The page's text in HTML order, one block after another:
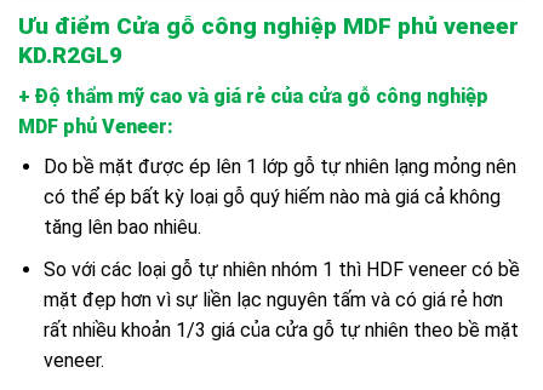
Ưu điểm Cửa gỗ công nghiệp MDF phủ veneer
KD.R2GL9
+ Độ thẩm mỹ cao và giá rẻ của cửa gỗ công nghiệp
MDF phủ Veneer:
Do bề mặt được ép lên 1 lớp gỗ tự nhiên lạng mỏng nên
có thể ép bất kỳ loại gỗ quý hiếm nào mà giá cả không
tăng lên bao nhiêu.
So với các loại gỗ tự nhiên nhóm 1 thì HDF veneer có bề
mặt đẹp hơn vì sự liền lạc nguyên tấm và có giá rẻ hơn
rất nhiều khoản 1/3 giá của cửa gỗ tự nhiên theo bề mặt
veneer.